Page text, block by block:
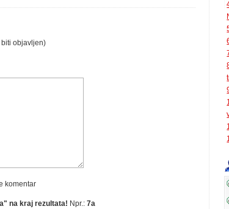
objavljen)
komentar
na kraj rezultata! Npr.: 7a